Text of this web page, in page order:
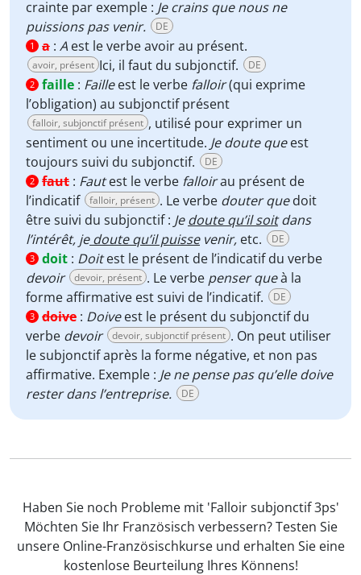
crainte par exemple : Je crains que nous ne
puissions pas venir.
DE
1 a : A est le verbe avoir au présent.
avoir, présent Ici, il faut du subjonctif. DE
2 faille : Failleest le verbe falloir(qui exprime
l’obligation) au subjonctif présent
falloir, subjonctif présent , utilisé pour exprimer un
sentiment ou une incertitude. Je doute queest
toujours suivi du subjonctif.
DE
2 faut : Fautest le verbe falloirau présent de
l’indicatif
falloir, présent . Le verbe douter quedoit
être suivi du subjonctif : Jedoute qu’il soitdans
l’intérêt, jedoute qu’il puissevenir, etc. DE
3 doit : Doitest le présent de l’indicatif du verbe
devoir
devoir, présent . Le verbe penser queà la
forme affirmative est suivi de l’indicatif.
DE
3 doive : Doiveest le présent du subjonctif du
verbe devoir devoir, subjonctif présent . On peut utiliser
le subjonctif après la forme négative, et non pas
affirmative. Exemple : Je ne pense pas qu’elle doive
rester dans l’entreprise.
DE
Haben Sie noch Probleme mit 'Falloir subjonctif 3ps'
Möchten Sie Ihr Französisch verbessern? Testen Sie
unsere Online-Französischkurse und erhalten Sie eine
kostenlose Beurteilung Ihres Könnens!